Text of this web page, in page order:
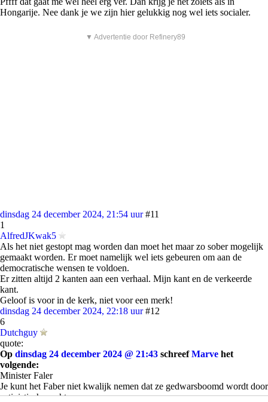
Hongarije. Nee dank je we zijn hier gelukkig nog wel iets socialer.
▼ Advertentie door Refinery89
dinsdag 24 december 2024, 21:54 uur #11
1
AlfredJKwak5
Als het niet gestopt mag worden dan moet het maar zo sober mogelijk
gemaakt worden. Er moet namelijk wel iets gebeuren om aan de
democratische wensen te voldoen.
Er zitten altijd 2 kanten aan een verhaal. Mijn kant en de verkeerde
kant.
Geloof is voor in de kerk, niet voor een merk!
dinsdag 24 december 2024, 22:18 uur #12
6
Dutchguy
quote:
Op dinsdag 24 december 2024 @ 21:43 schreefMarve het
volgende:
Minister Faler
Je kunt het Faber niet kwalijk nemen dat ze gedwarsboomd wordt door
activistische rechters.